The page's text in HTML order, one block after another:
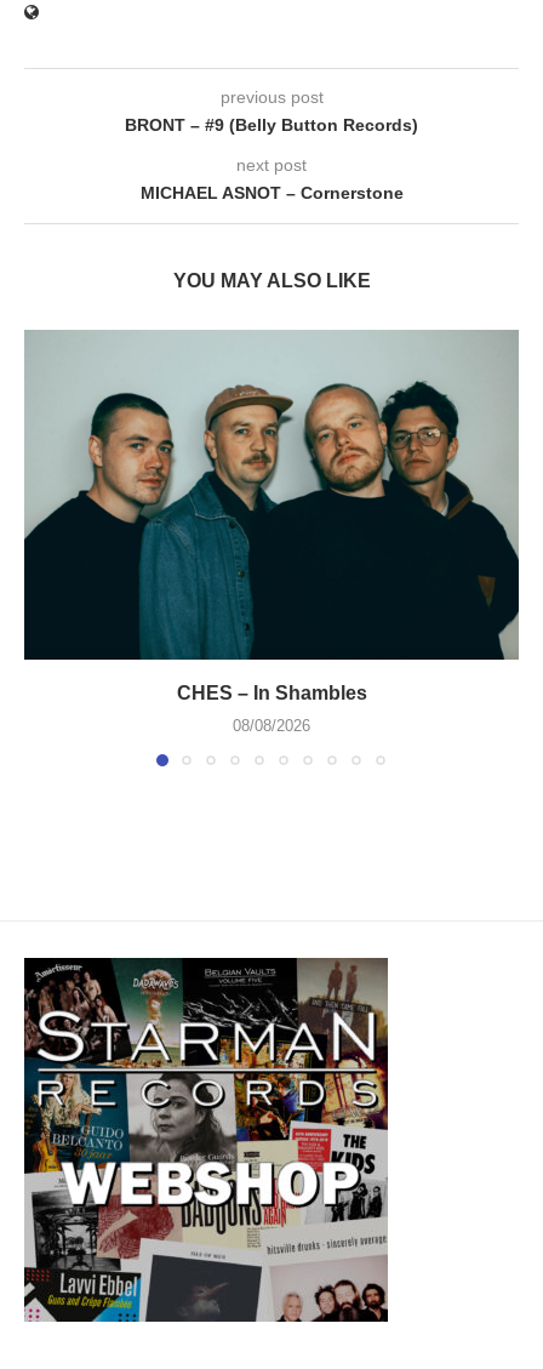
previous post
BRONT – #9 (Belly Button Records)
next post
MICHAEL ASNOT – Cornerstone
YOU MAY ALSO LIKE
CHES – In Shambles
08/08/2026